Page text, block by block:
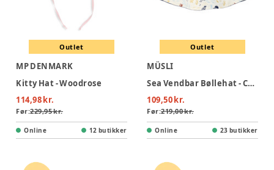
Outlet
MP DENMARK
Kitty Hat - Woodrose
114,98 kr.
Før:229,95 kr.
Online 12 butikker
Outlet
MÜSLI
Sea Vendbar Bøllehat - Chambray
109,50 kr.
Før:219,00 kr.
Online 23 butikker